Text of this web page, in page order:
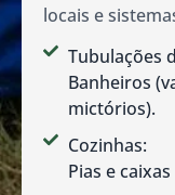
locais e
Tubulações
Banheiros
mictórios).
Cozinhas:
Pias e